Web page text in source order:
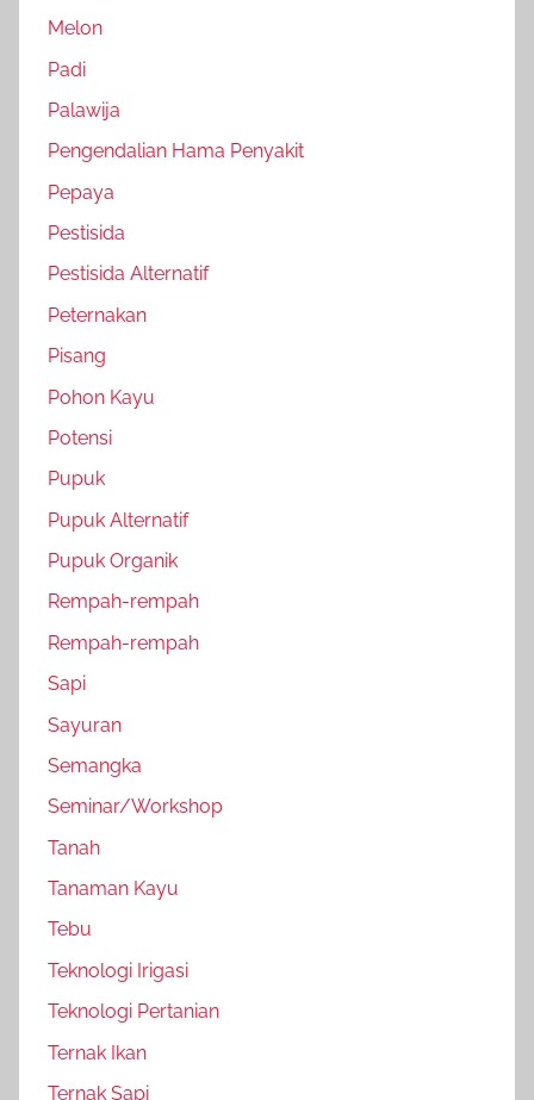
Melon
Padi
Palawija
Pengendalian Hama Penyakit
Pepaya
Pestisida
Pestisida Alternatif
Peternakan
Pisang
Pohon Kayu
Potensi
Pupuk
Pupuk Alternatif
Pupuk Organik
Rempah-rempah
Rempah-rempah
Sapi
Sayuran
Semangka
Seminar/Workshop
Tanah
Tanaman Kayu
Tebu
Teknologi Irigasi
Teknologi Pertanian
Ternak Ikan
Ternak Sapi